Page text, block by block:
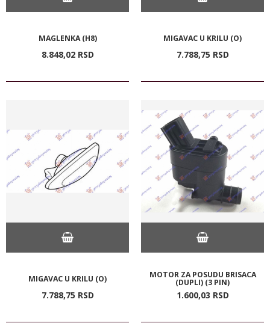
MAGLENKA (H8)
8.848,02 RSD
MIGAVAC U KRILU (O)
7.788,75 RSD
MIGAVAC U KRILU (O)
7.788,75 RSD
MOTOR ZA POSUDU BRISACA
(DUPLI) (3 PIN)
1.600,03 RSD